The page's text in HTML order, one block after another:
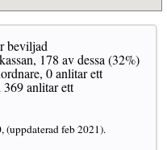
beviljad
178 av dessa (32%)
0 anlitar ett
369 anlitar ett
(uppdaterad feb 2021).